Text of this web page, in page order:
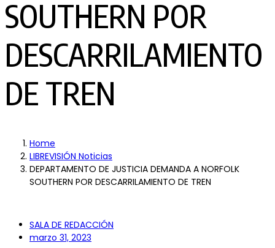
SOUTHERN POR
DESCARRILAMIENTO
DE TREN
Home
LIBREVISIÓN Noticias
DEPARTAMENTO DE JUSTICIA DEMANDA A NORFOLK
SOUTHERN POR DESCARRILAMIENTO DE TREN
SALA DE REDACCIÓN
marzo 31, 2023